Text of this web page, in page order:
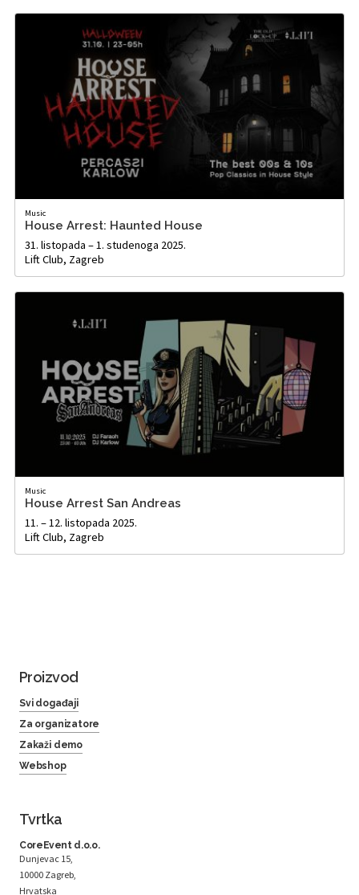
Music
House Arrest: Haunted House
31. listopada – 1. studenoga 2025.
Lift Club, Zagreb
Music
House Arrest San Andreas
11. – 12. listopada 2025.
Lift Club, Zagreb
Proizvod
Svi događaji
Za organizatore
Zakaži demo
Webshop
Tvrtka
CoreEvent d.o.o.
Dunjevac 15,
10000 Zagreb,
Hrvatska